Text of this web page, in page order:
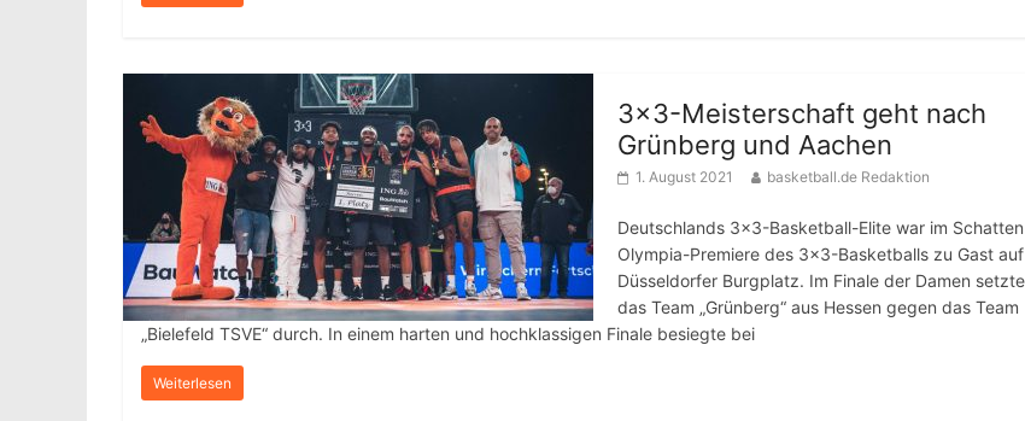
3×3-Meisterschaft geht nach
Grünberg und Aachen
1. August 2021 basketball.de Redaktion
Deutschlands 3×3-Basketball-Elite war im
Olympia-Premiere des 3×3-Basketballs zu Gast
Düsseldorfer Burgplatz. Im Finale der Damen
das Team „Grünberg“ aus Hessen gegen das Team
„Bielefeld TSVE“ durch. In einem harten und hochklassigen Finale besiegte bei
Weiterlesen